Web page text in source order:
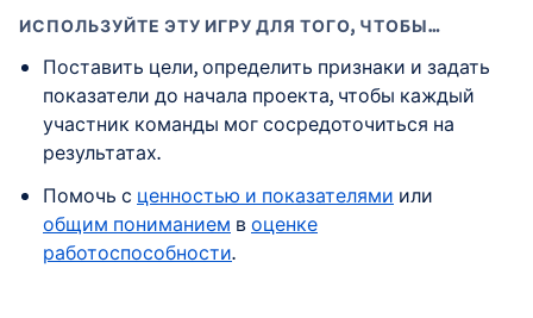
ИСПОЛЬЗУЙТЕ ЭТУ ИГРУ ДЛЯ ТОГО, ЧТОБЫ…
Поставить цели, определить признаки и задать
показатели до начала проекта, чтобы каждый
участник команды мог сосредоточиться на
результатах.
Помочь с ценностью и показателями или
общим пониманием воценке
работоспособности.